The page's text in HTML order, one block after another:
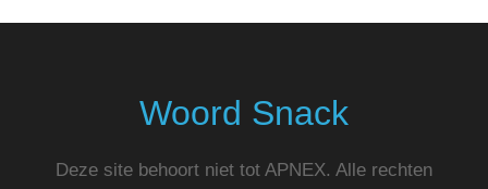
Woord Snack
Deze site behoort niet tot APNEX. Alle rechten